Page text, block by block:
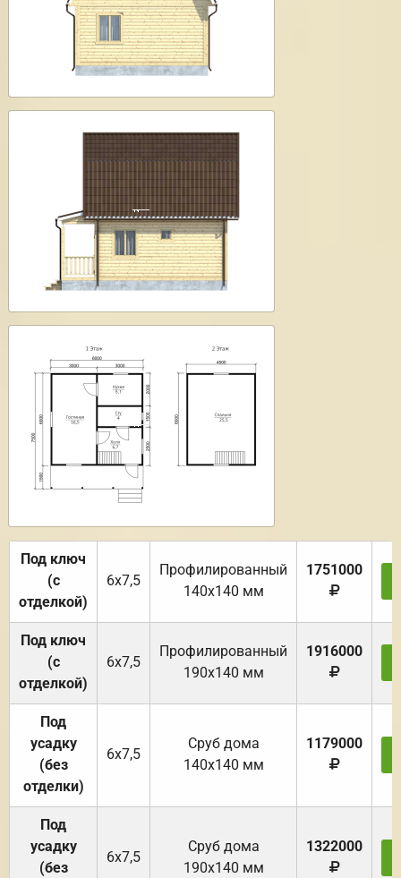
Под ключ
(с
отделкой)
6х7,5
Профилированный
140х140 мм
1751000
Под ключ
(с
отделкой)
6х7,5
Профилированный
190х140 мм
1916000
Под
усадку
(без
отделки)
6х7,5
Cруб дома
140х140 мм
1179000
Под
усадку
(без
6х7,5
Cруб дома
190х140 мм
1322000